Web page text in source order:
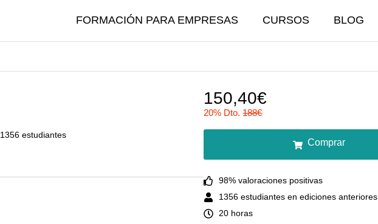
FORMACIÓN PARA EMPRESAS CURSOS BLOG
1356 estudiantes
150,40€
20% Dto. 188€
Comprar
98% valoraciones positivas
1356 estudiantes en ediciones anteriores
20 horas